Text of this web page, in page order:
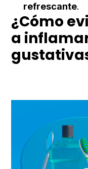
refrescante.
¿Cómo
a